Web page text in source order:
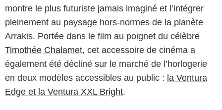
montre le plus futuriste jamais imaginé et l’intégrer
pleinement au paysage hors-normes de la planète
Arrakis. Portée dans le film au poignet du célèbre
Timothée Chalamet, cet accessoire de cinéma a
également été décliné sur le marché de l’horlogerie
en deux modèles accessibles au public : la Ventura
Edge et la Ventura XXL Bright.